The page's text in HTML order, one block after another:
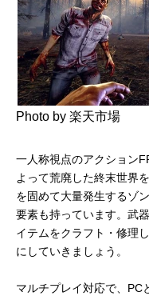
Photo by 楽天市場
一人称視点のアクション
よって荒廃した終末世界
を固めて大量発生するゾ
要素も持っています。武
イテムをクラフト・修理
にしていきましょう。
マルチプレイ対応で、PC